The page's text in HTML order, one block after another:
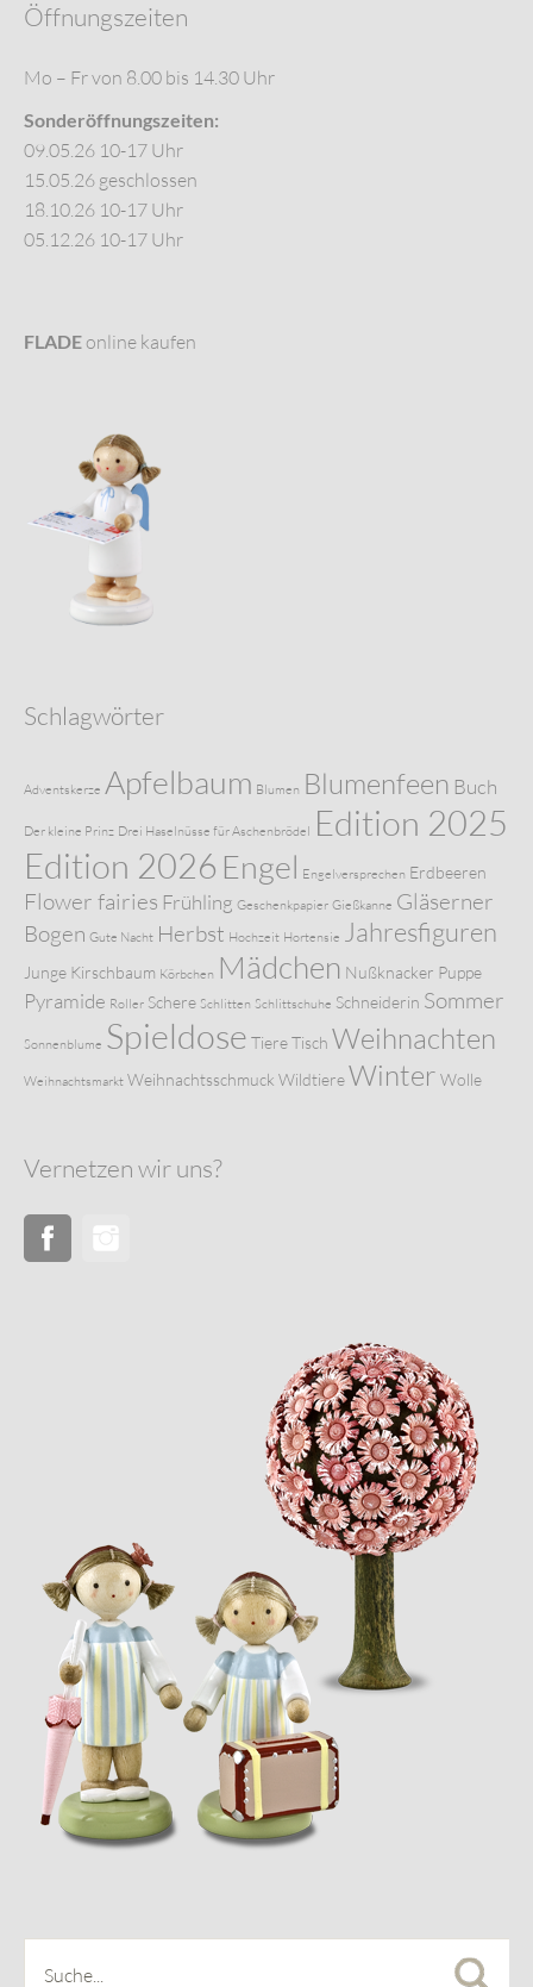
Öffnungszeiten
Mo – Fr von 8.00 bis 14.30 Uhr
Sonderöffnungszeiten:
09.05.26 10-17 Uhr
15.05.26 geschlossen
18.10.26 10-17 Uhr
05.12.26 10-17 Uhr
FLADE online kaufen
Schlagwörter
Adventskerze Apfelbaum Blumen Blumenfeen Buch
Der kleine Prinz Drei Haselnüsse für Aschenbrödel Edition 2025
Edition 2026 Engel Engelversprechen Erdbeeren
Flower fairies Frühling Geschenkpapier Gießkanne Gläserner
Bogen Gute Nacht Herbst Hochzeit Hortensie Jahresfiguren
Junge Kirschbaum Körbchen Mädchen Nußknacker Puppe
Pyramide Roller Schere Schlitten Schlittschuhe Schneiderin Sommer
Sonnenblume Spieldose TiereTisch Weihnachten
Weihnachtsmarkt Weihnachtsschmuck WildtiereWinter Wolle
Vernetzen wir uns?